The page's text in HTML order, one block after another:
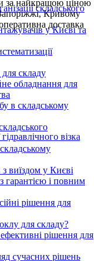
складського
у Києві та
для складу
обладнання для
в складському
виїздом у Києві
гарантією і повним
рішення для
для складу?
рішення для
сучасних рішень
за найкращою ціною
Кривому
доставка
візка